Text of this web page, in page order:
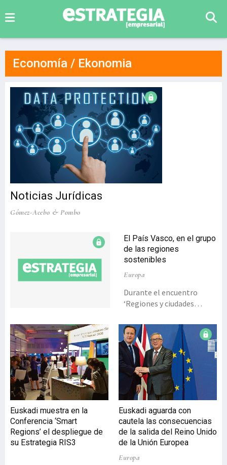
Economía / Ekonomia
Noticias Jurídicas
Gómez-Acebo & Pombo
El País Vasco, en el grupo
de las regiones
sostenibles
Europa
Durante el encuentro
‘Regiones y ciudades
clima’, celebrado en
Bruselas, el presidente del
Comité de las Regiones
(CdR) de Europa, Markku
Markkula, trasladó a la
consejera de Medio
Ambiente y Política
vasco, Ana Oregi, una
propuesta para que el País
Vasco participe
activamente en el grupo
de regiones pioneras
Euskadi muestra en la
Conferencia ‘Smart
Regions’ el despliegue de
su Estrategia RIS3
Euskadi aguarda con
cautela las consecuencias
de la salida del Reino Unido
de la Unión Europea
Europa